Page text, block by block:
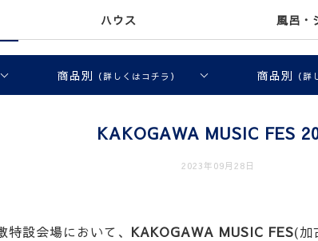
ハウス 風呂・
商品別 （詳しくはコチラ） 商品別 （詳
KAKOGAWA MUSIC FES
2023年09月28日
設会場において、 KAKOGAWA MUSIC FES(加